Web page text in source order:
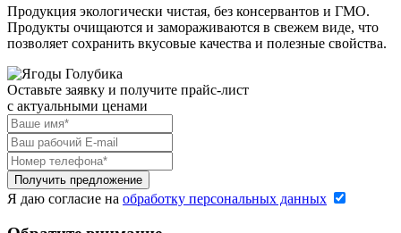
Продукция экологически чистая, без консервантов и ГМО.
Продукты очищаются и замораживаются в свежем виде, что
позволяет сохранить вкусовые качества и полезные свойства.
Оставьте заявку и получите прайс-лист
c актуальными ценами
Я даю согласие на обработку персональных данных